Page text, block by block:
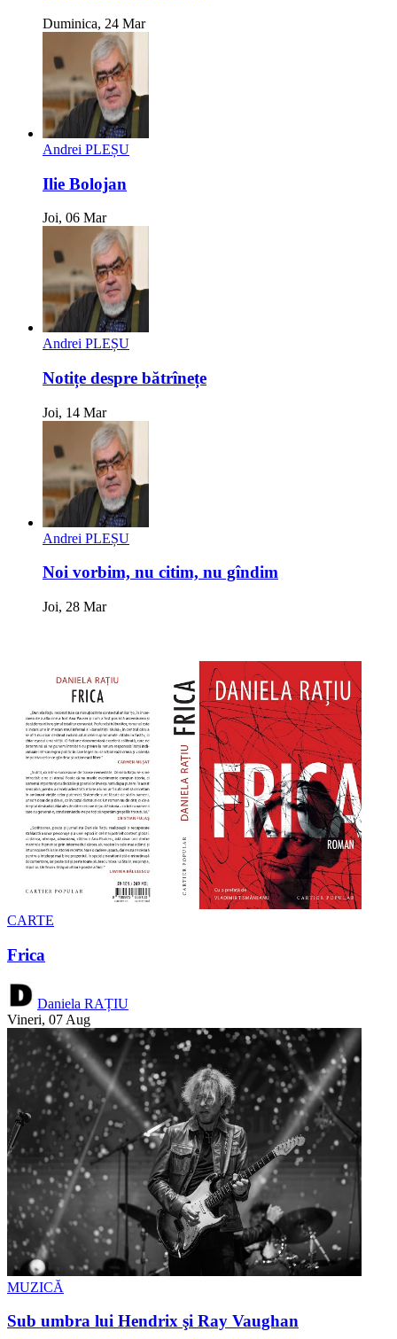
Duminica, 24 Mar
Andrei PLEȘU
Ilie Bolojan
Joi, 06 Mar
Andrei PLEȘU
Notițe despre bătrînețe
Joi, 14 Mar
Andrei PLEȘU
Noi vorbim, nu citim, nu gîndim
Joi, 28 Mar
CARTE
Frica
Daniela RAȚIU
Vineri, 07 Aug
MUZICĂ
Sub umbra lui Hendrix şi Ray Vaughan